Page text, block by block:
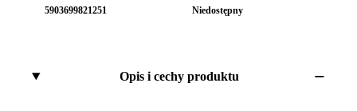
5903699821251 Niedostępny
Opis i cechy produktu